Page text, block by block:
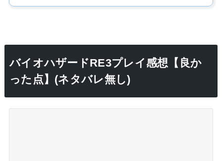
バイオハザードRE3プレイ感想【良か
った点】(ネタバレ無し)